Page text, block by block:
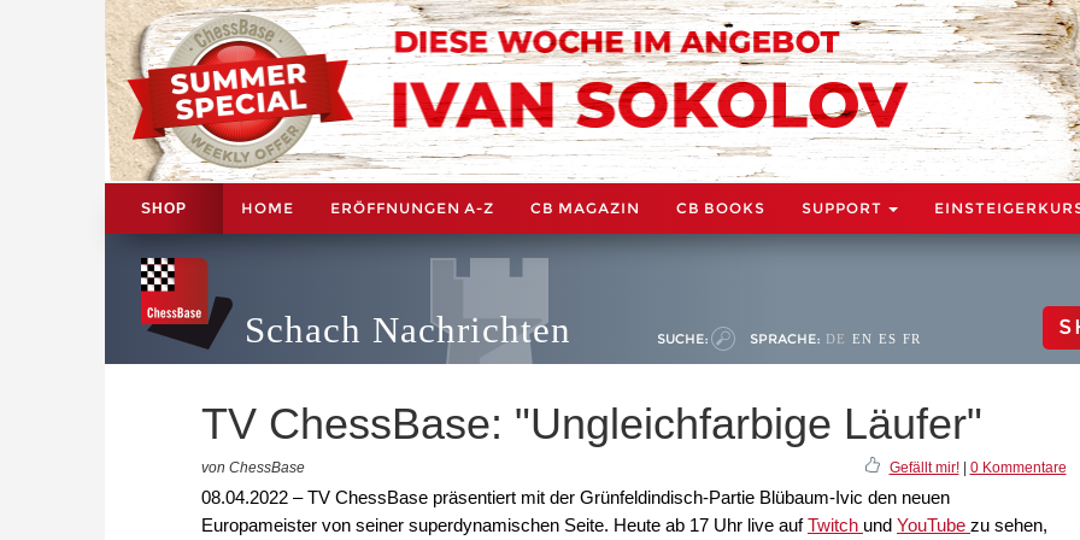
SHOP HOME ERÖFFNUNGEN A-Z CB MAGAZIN CB BOOKS SUPPORT
Schach Nachrichten SUCHE: SPRACHE: DE EN ES FR
TV ChessBase: "Ungleichfarbige Läufer"
von ChessBase Gefällt mir!| 0 Kommentare
08.04.2022 – TV ChessBase präsentiert mit der Grünfeldindisch-Partie Blübaum-Ivic den neuen
Europameister von seiner superdynamischen Seite. Heute ab 17 Uhr live aufTwitch und YouTube zu sehen,